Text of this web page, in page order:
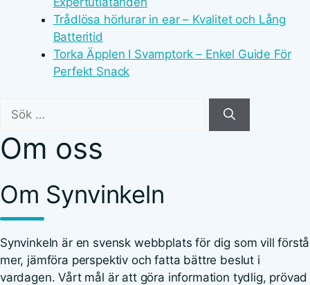
Trådlösa hörlurar in ear – Kvalitet och Lång
Batteritid
Torka Äpplen I Svamptork – Enkel Guide För
Perfekt Snack
efter:
Om oss
Om Synvinkeln
Synvinkeln är en svensk webbplats för dig som vill förstå
mer, jämföra perspektiv och fatta bättre beslut i
vardagen. Vårt mål är att göra information tydlig, prövad